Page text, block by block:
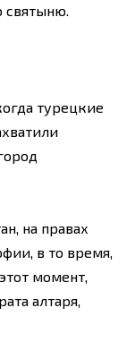
турецкие
на правах
в то время,
момент,
алтаря,